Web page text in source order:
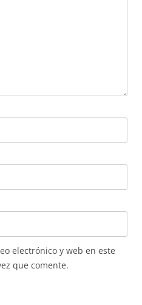
electrónico y web en este
que comente.